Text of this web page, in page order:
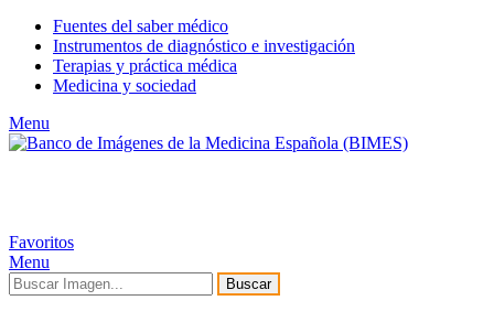
Fuentes del saber médico
Instrumentos de diagnóstico e investigación
Terapias y práctica médica
Medicina y sociedad
Menu
Favoritos
Menu
Buscar